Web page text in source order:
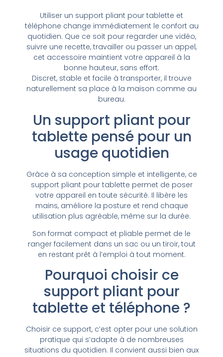
Utiliser un support pliant pour tablette et
téléphone change immédiatement le confort au
quotidien. Que ce soit pour regarder une vidéo,
suivre une recette, travailler ou passer un appel,
cet accessoire maintient votre appareil à la
bonne hauteur, sans effort.
Discret, stable et facile à transporter, il trouve
naturellement sa place à la maison comme au
bureau.
Un support pliant pour
tablette pensé pour un
usage quotidien
Grâce à sa conception simple et intelligente, ce
support pliant pour tablette permet de poser
votre appareil en toute sécurité. Il libère les
mains, améliore la posture et rend chaque
utilisation plus agréable, même sur la durée.
Son format compact et pliable permet de le
ranger facilement dans un sac ou un tiroir, tout
en restant prêt à l’emploi à tout moment.
Pourquoi choisir ce
support pliant pour
tablette et téléphone ?
Choisir ce support, c’est opter pour une solution
pratique qui s’adapte à de nombreuses
situations du quotidien. Il convient aussi bien aux